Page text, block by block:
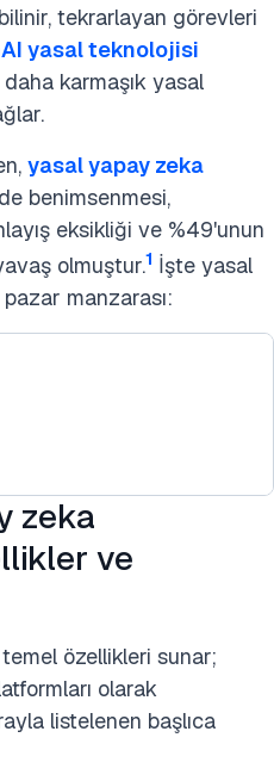
tekrarlayan görevleri
yasal teknolojisi
karmaşık yasal
yasal yapay zeka
benimsenmesi,
eksikliği ve %49'unun
olmuştur.1 İşte yasal
manzarası:
zeka
ve
özellikleri sunar;
olarak
listelenen başlıca